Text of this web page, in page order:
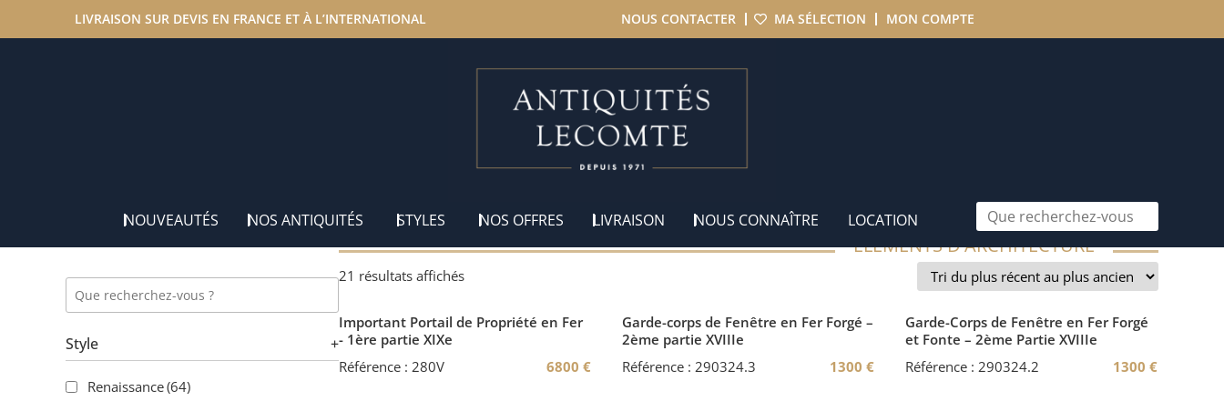
LIVRAISON SUR DEVIS EN FRANCE ET À L’INTERNATIONAL NOUS CONTACTER MA SÉLECTION MON COMPTE
NOUVEAUTÉS NOS ANTIQUITÉS STYLES NOS OFFRES LIVRAISON NOUS CONNAÎTRE LOCATION
Style +
Renaissance(64)
ÉLÉMENTS D'ARCHITECTURE
21 résultats affichés
Important Portail de Propriété en Fer
- 1ère partie XIXe
Référence : 280V
6800 €
Garde-corps de Fenêtre en Fer Forgé –
2ème partie XVIIIe
Référence : 290324.3
1300 €
Garde-Corps de Fenêtre en Fer Forgé
et Fonte – 2ème Partie XVIIIe
Référence : 290324.2
1300 €